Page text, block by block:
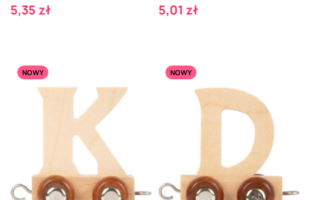
Cena
5,35 zł Cena
5,01 zł
NOWY NOWY